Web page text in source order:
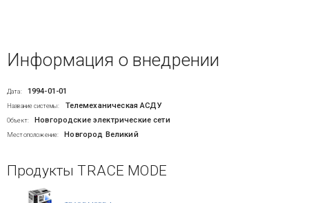
Информация о внедрении
Дата: 1994-01-01
Название системы: Телемеханическая АСДУ
Объект: Новгородские электрические сети
Местоположение: Новгород Великий
Продукты TRACE MODE